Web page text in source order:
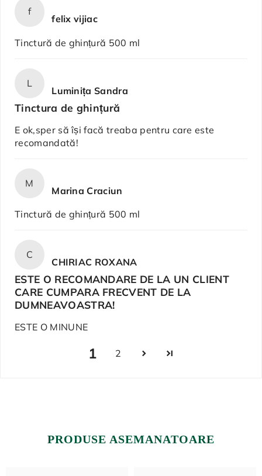
f
felix vijiac
Tinctură de ghințură 500 ml
L
Luminița Sandra
Tinctura de ghințură
E ok,sper să își facă treaba pentru care este
recomandată!
M
Marina Craciun
Tinctură de ghințură 500 ml
C
CHIRIAC ROXANA
ESTE O RECOMANDARE DE LA UN CLIENT
CARE CUMPARA FRECVENT DE LA
DUMNEAVOASTRA!
ESTE O MINUNE
1 2
PRODUSE ASEMANATOARE